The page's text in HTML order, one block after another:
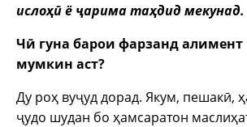
ислоҳӣ ё ҷарима таҳдид мекунад.
Чӣ гуна барои фарзанд
мумкин аст?
Ду роҳ вуҷуд дорад. Якум, пешакӣ,
ҷудо шудан бо ҳамсаратон